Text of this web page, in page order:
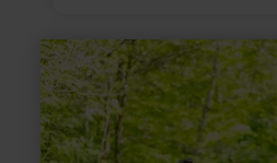
mehr
erfahren
zu:
Ich
bin
der
Galmeizwerg